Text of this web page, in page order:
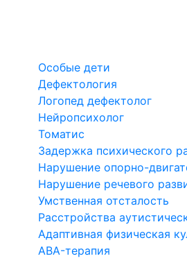
Особые дети
Дефектология
Логопед дефектолог
Нейропсихолог
Томатис
Задержка психического
Нарушение опорно-
Нарушение речевого
Умственная отсталость
Расстройства
Адаптивная физическая
ABA-терапия